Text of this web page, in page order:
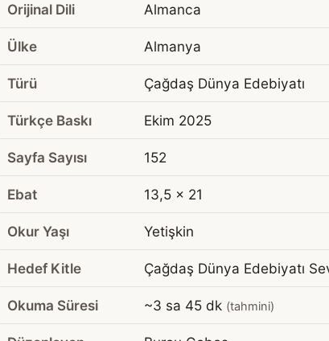
Orijinal Dili Almanca
Ülke Almanya
Türü Çağdaş Dünya Edebiyatı
Türkçe Baskı Ekim 2025
Sayfa Sayısı 152
Ebat 13,5 x 21
Okur Yaşı Yetişkin
Hedef Kitle Çağdaş Dünya Edebiyatı
Okuma Süresi ~3 sa 45 dk (tahmini)